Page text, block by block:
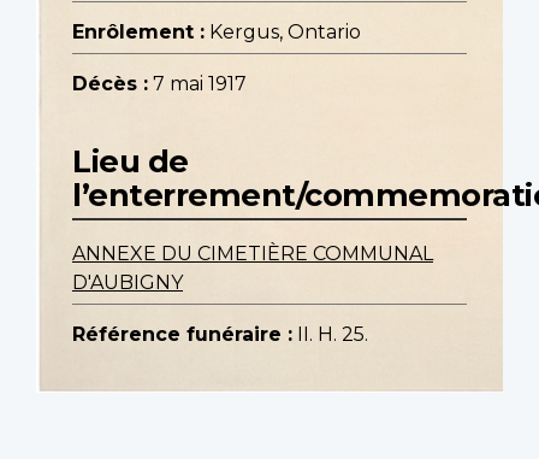
Enrôlement : Kergus, Ontario
Décès : 7 mai 1917
Lieu de
l’enterrement/
ANNEXE DU CIMETIÈRE COMMUNAL
D'AUBIGNY
Référence funéraire : II. H. 25.